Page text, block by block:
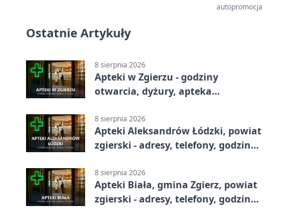
autopromocja
Ostatnie Artykuły
8 sierpnia 2026
Apteki w Zgierzu - godziny
otwarcia, dyżury, apteka
8 sierpnia 2026
Apteki Aleksandrów Łódzki, powiat
zgierski - adresy, telefony, godziny
8 sierpnia 2026
Apteki Biała, gmina Zgierz, powiat
zgierski - adresy, telefony, godziny